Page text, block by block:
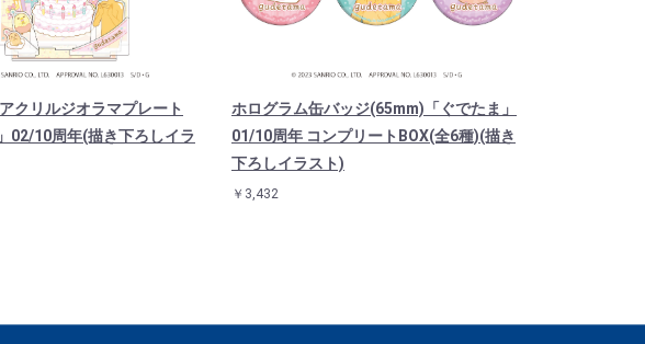
クリルジオラマプレート
02/10周年(描き下ろしイラ
ホログラム缶バッジ(65mm)「ぐでたま」
01/10周年 コンプリートBOX(全6種)(描き
下ろしイラスト)
￥3,432